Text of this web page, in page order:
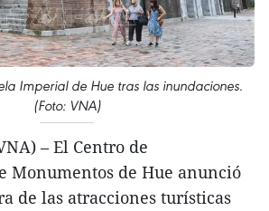
Imperial de Hue tras las inundaciones.
(Foto: VNA)
– El Centro de
Monumentos de Hue anunció
de las atracciones turísticas